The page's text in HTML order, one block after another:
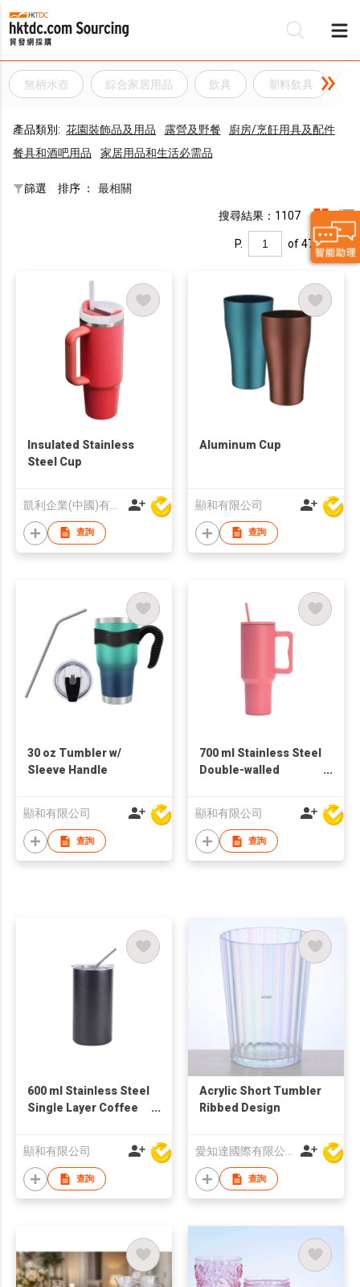
無柄水壺 綜合家居用品 飲具 塑料飲具
產品類別: 花園裝飾品及用品 露營及野餐
廚房/烹飪用具及配件
餐具和酒吧用品
家居用品和生活必需品
篩選 排序 ： 最相關
搜尋結果：1107
P. of 47
Insulated Stainless
Steel Cup
查詢
Aluminum Cup
顯和有限公司
查詢
30 oz Tumbler w/
Sleeve Handle
顯和有限公司
查詢
700 ml Stainless Steel
Double-walled
顯和有限公司
查詢
600 ml Stainless Steel
Single Layer Coffee
顯和有限公司
查詢
Acrylic Short Tumbler
Ribbed Design
愛知達國際有限公司
查詢